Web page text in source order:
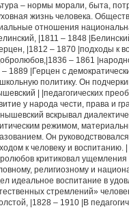
– нормы морали, быта,
жизнь человека.
отношения
|1811 – 1848
|1812 – 1870 |подходы к
– 1861
– 1889 |Герцен с
политику. Он
| |педагогических
у народа чести, права и
вскрывал
режимом,
Он
к человеку и воспитанию. |
критиковал
религиозному и
идеальное воспитание в
стремлений»
|1828 – 1910 |В